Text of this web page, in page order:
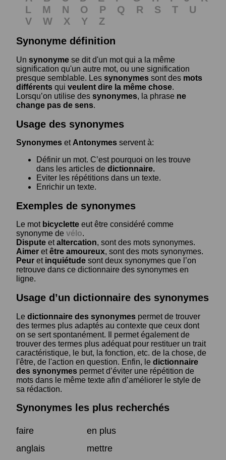
L
M N O P Q R S T
U
V
W X Y
Z
Synonyme définition
Un synonyme se dit d'un mot qui a la même
signification qu'un autre mot, ou une signification
presque semblable. Les synonymes sont des mots
différents qui veulent dire la même chose.
Lorsqu’on utilise des synonymes, la phrase ne
change pas de sens.
Usage des synonymes
Synonymes et Antonymes servent à:
Définir un mot. C’est pourquoi on les trouve
dans les articles de dictionnaire.
Eviter les répétitions dans un texte.
Enrichir un texte.
Exemples de synonymes
Le mot bicyclette eut être considéré comme
synonyme de vélo.
Dispute etaltercation, sont des mots synonymes.
Aimer etêtre amoureux, sont des mots synonymes.
Peur et inquiétude sont deux synonymes que l’on
retrouve dans ce dictionnaire des synonymes en
ligne.
Usage d’un dictionnaire des synonymes
Le dictionnaire des synonymes permet de trouver
des termes plus adaptés au contexte que ceux dont
on se sert spontanément. Il permet également de
trouver des termes plus adéquat pour restituer un trait
caractéristique, le but, la fonction, etc. de la chose, de
l'être, de l'action en question. Enfin, le dictionnaire
des synonymes permet d’éviter une répétition de
mots dans le même texte afin d’améliorer le style de
sa rédaction.
Synonymes les plus recherchés
faire
en plus
anglais
mettre